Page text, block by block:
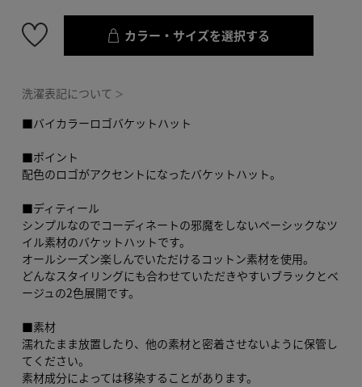
カラー・サイズを選択する
洗濯表記について ＞
■バイカラーロゴバケットハット
■ポイント
配色のロゴがアクセントになったバケットハット。
■ディティール
シンプルなのでコーディネートの邪魔をしないベーシックなツ
イル素材のバケットハットです。
オールシーズン楽しんでいただけるコットン素材を使用。
どんなスタイリングにも合わせていただきやすいブラックとベ
ージュの2色展開です。
■素材
濡れたまま放置したり、他の素材と密着させないように保管し
てください。
素材成分によっては移染することがあります。